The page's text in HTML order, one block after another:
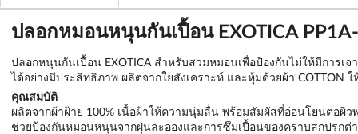
ปลอกหมอนหนุนกันเปื้อน EXOTICA
ปลอกหนุนกันเปื้อน EXOTICA สำหรับสวมหมอนเพื่อป้องกันไม่ให้มีการ
ได้อย่างมีประสิทธิภาพ ผลิตจากใยสังเคราะห์ และหุ้มด้วยผ้า
คุณสมบัติ
ผลิตจากผ้าฝ้าย 100% เนื้อผ้าให้ความนุ่มลื่น พร้อมสัมผัสที่อ่อนโยนต่อผิว
ช่วยป้องกันหมอนหนุนจากฝุ่นละอองและการซึมเปื้อนของคราบสกปรกต่